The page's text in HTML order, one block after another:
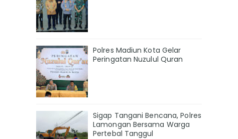
Polres Madiun Kota Gelar
Peringatan Nuzulul Quran
Sigap Tangani Bencana, Polres
Lamongan Bersama Warga
Pertebal Tanggul